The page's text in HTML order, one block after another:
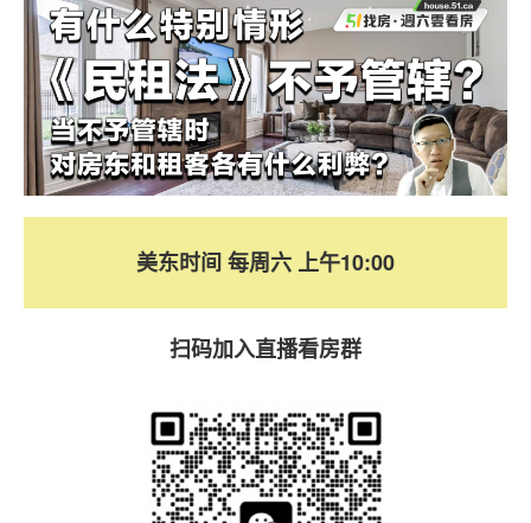
美东时间 每周六 上午10:00
扫码加入直播看房群